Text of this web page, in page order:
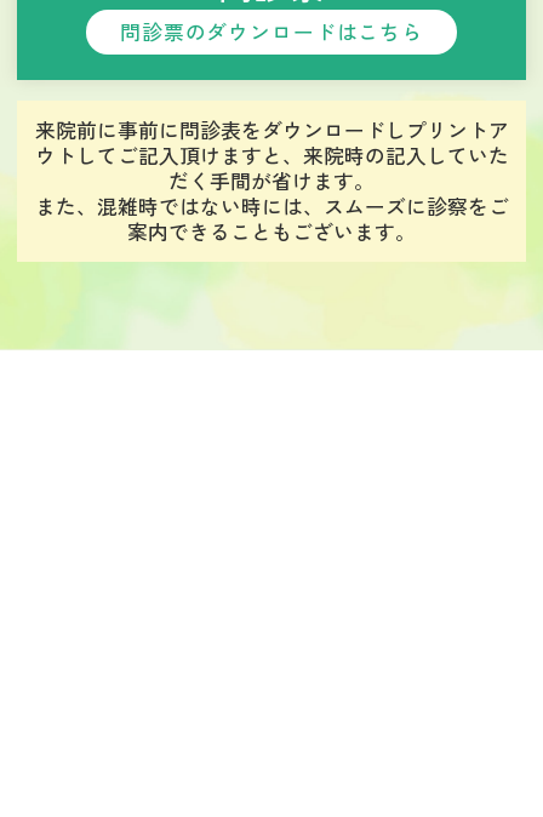
問診票のダウンロードはこちら
来院前に事前に問診表をダウンロードしプリントア
ウトしてご記入頂けますと、 来院時の記入していた
だく手間が省けます。
また、混雑時ではない時には、スムーズに診察をご
案内できることもございます。